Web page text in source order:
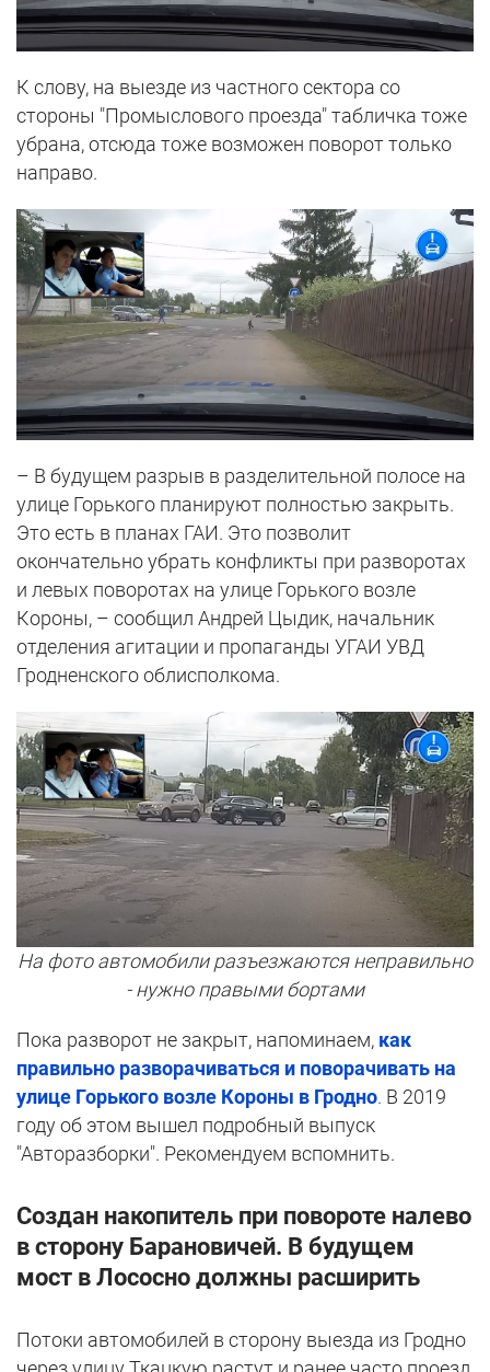
К слову, на выезде из частного сектора со
стороны "Промыслового проезда" табличка тоже
убрана, отсюда тоже возможен поворот только
направо.
– В будущем разрыв в разделительной полосе на
улице Горького планируют полностью закрыть.
Это есть в планах ГАИ. Это позволит
окончательно убрать конфликты при разворотах
и левых поворотах на улице Горького возле
Короны, – сообщил Андрей Цыдик, начальник
отделения агитации и пропаганды УГАИ УВД
Гродненского облисполкома.
На фото автомобили разъезжаются неправильно
- нужно правыми бортами
Пока разворот не закрыт, напоминаем, как
правильно разворачиваться и поворачивать на
улице Горького возле Короны в Гродно. В 2019
году об этом вышел подробный выпуск
"Авторазборки". Рекомендуем вспомнить.
Создан накопитель при повороте налево
в сторону Барановичей. В будущем
мост в Лососно должны расширить
Потоки автомобилей в сторону выезда из Гродно